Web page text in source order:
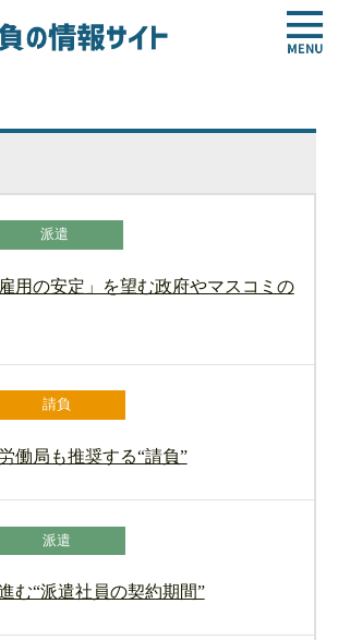
派遣
用の安定」を望む政府やマスコミの
請負
働局も推奨する“請負”
派遣
む“派遣社員の契約期間”